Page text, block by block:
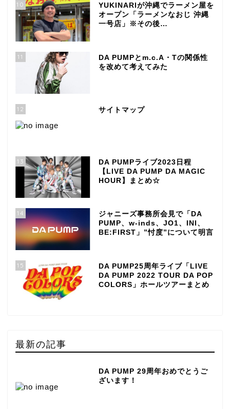
10
YUKINARIが沖縄でラーメン屋を
オープン「ラーメンなおじ 沖縄
一号店」※その後…
11
DA PUMPとm.c.A・Tの関係性
を改めて考えてみた
12 サイトマップ
13
DA PUMPライブ2023日程
【LIVE DA PUMP DA MAGIC
HOUR】まとめ☆
14
ジャニーズ事務所会見で「DA
PUMP、w-inds、JO1、INI、
BE:FIRST」”忖度”について明言
15
DA PUMP25周年ライブ「LIVE
DA PUMP 2022 TOUR DA POP
COLORS」ホールツアーまとめ
最新の記事
DA PUMP 29周年おめでとうご
ざいます！